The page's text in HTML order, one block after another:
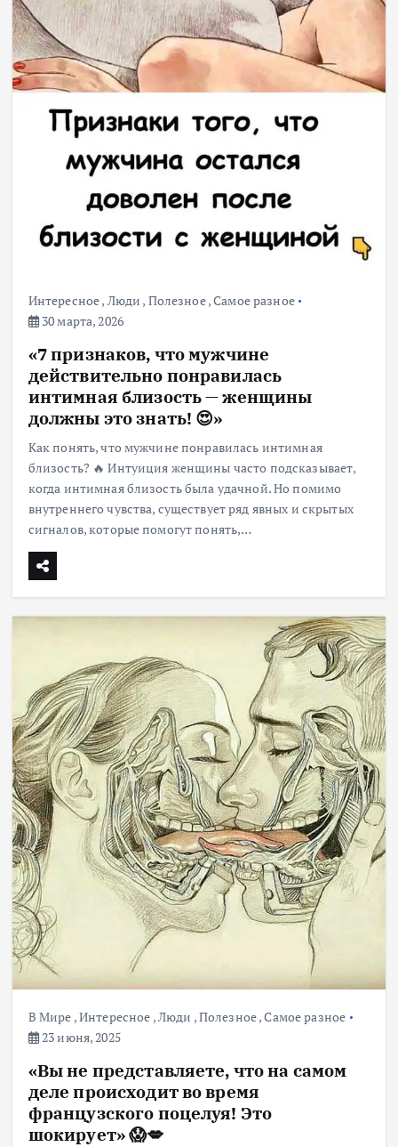
Интересное, Люди , Полезное,Самое разное
30 марта, 2026
«7 признаков, что мужчине
действительно понравилась
интимная близость — женщины
должны это знать! 😍»
Как понять, что мужчине понравилась интимная
близость? 🔥 Интуиция женщины часто подсказывает,
когда интимная близость была удачной. Но помимо
внутреннего чувства, существует ряд явных и скрытых
сигналов, которые помогут понять,…
В Мире ,Интересное ,Люди ,Полезное,Самое разное
23 июня, 2025
«Вы не представляете, что на самом
деле происходит во время
французского поцелуя! Это
шокирует» 😱💋